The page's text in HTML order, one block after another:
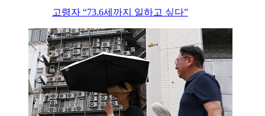
고령자 “73.6세까지 일하고 싶다”